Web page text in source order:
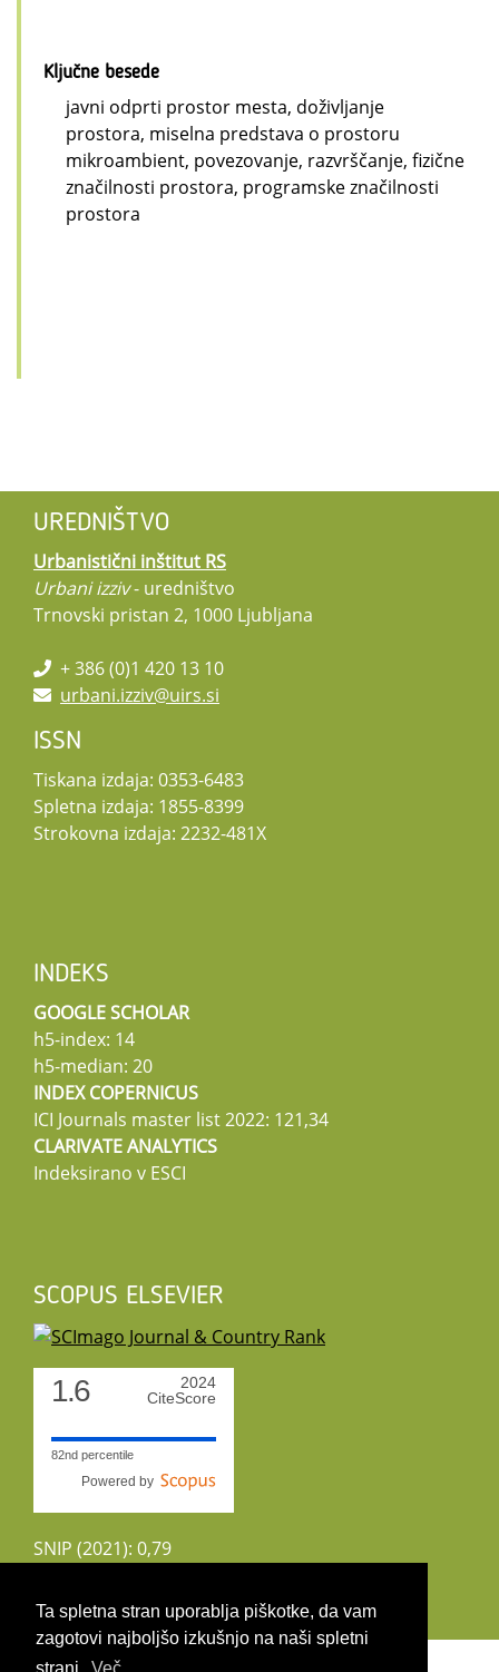
Ta spletna stran uporablja piškotke, da vam
zagotovi najboljšo izkušnjo na naši spletni
Ključne besede
javni odprti prostor mesta, doživljanje
prostora, miselna predstava o prostoru
mikroambient, povezovanje, razvrščanje, fizične
značilnosti prostora, programske značilnosti
prostora
UREDNIŠTVO
Urbanistični inštitut RS
Urbani izziv- uredništvo
Trnovski pristan 2, 1000 Ljubljana
+ 386 (0)1 420 13 10
urbani.izziv@uirs.si
ISSN
Tiskana izdaja: 0353-6483
Spletna izdaja: 1855-8399
Strokovna izdaja: 2232-481X
INDEKS
GOOGLE SCHOLAR
h5-index: 14
h5-median: 20
INDEX COPERNICUS
ICI Journals master list 2022: 121,34
CLARIVATE ANALYTICS
Indeksirano v ESCI
SCOPUS ELSEVIER
1.6
2024
CiteScore
82nd percentile
Powered by
SNIP (2021): 0,79